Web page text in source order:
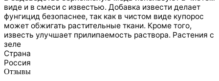
виде и в смеси с известью. Добавка извести делает
фунгицид безопаснее, так как в чистом виде купорос
может обжигать растительные ткани. Кроме того,
известь улучшает прилипаемость раствора. Растения с
зеле
Страна
Россия
Отзывы